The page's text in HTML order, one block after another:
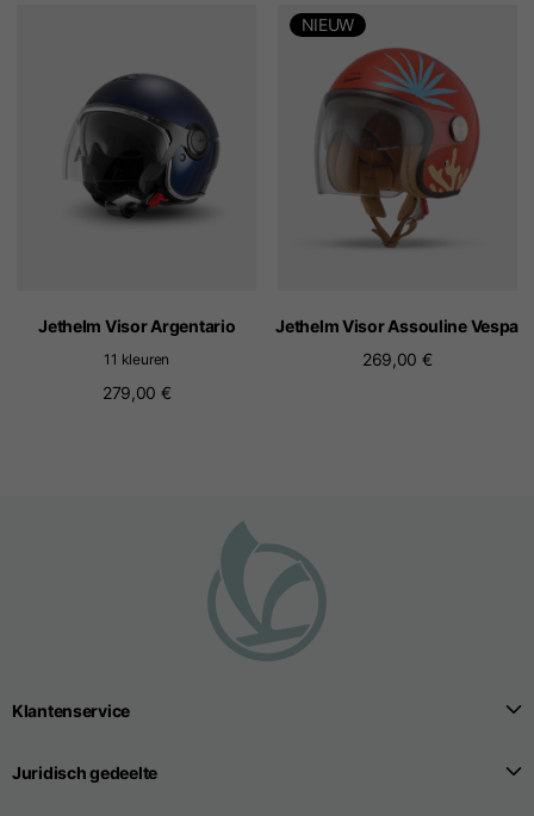
Jethelm Visor Argentario
11 kleuren
279,00 €
NIEUW
Jethelm Visor Assouline Vespa
269,00 €
Klantenservice
Juridisch gedeelte